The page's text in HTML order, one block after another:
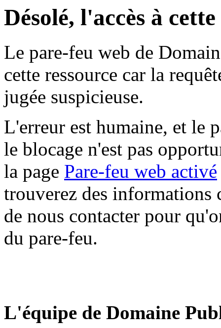
Désolé, l'accès à
Le pare-feu web de
cette ressource car la
jugée suspicieuse.
L'erreur est humaine, et le
le blocage n'est pas
la page Pare-feu web activé
trouverez des informations
de nous contacter pour
du pare-feu.
L'équipe de Domaine